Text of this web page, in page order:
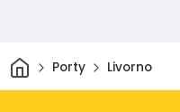
DomPorty Livorno